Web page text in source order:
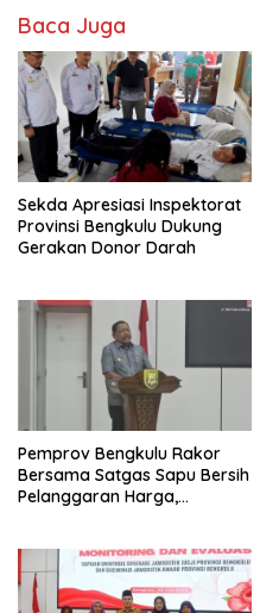
Baca Juga
Sekda Apresiasi Inspektorat
Provinsi Bengkulu Dukung
Gerakan Donor Darah
Pemprov Bengkulu Rakor
Bersama Satgas Sapu Bersih
Pelanggaran Harga,
Masih Jadi Sorotan